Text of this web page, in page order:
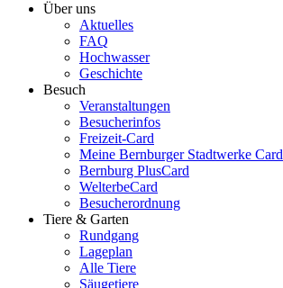
Über uns
Aktuelles
FAQ
Hochwasser
Geschichte
Besuch
Veranstaltungen
Besucherinfos
Freizeit-Card
Meine Bernburger Stadtwerke Card
Bernburg PlusCard
WelterbeCard
Besucherordnung
Tiere & Garten
Rundgang
Lageplan
Alle Tiere
Säugetiere